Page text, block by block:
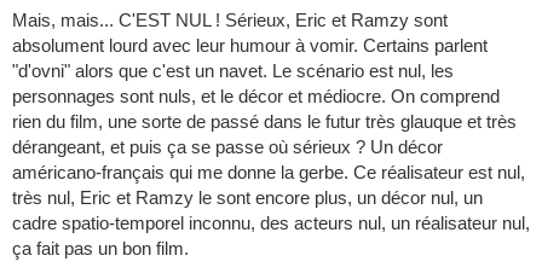
Mais, mais... C'EST NUL ! Sérieux, Eric et Ramzy sont
absolument lourd avec leur humour à vomir. Certains parlent
"d'ovni" alors que c'est un navet. Le scénario est nul, les
personnages sont nuls, et le décor et médiocre. On comprend
rien du film, une sorte de passé dans le futur très glauque et très
dérangeant, et puis ça se passe où sérieux ? Un décor
américano-français qui me donne la gerbe. Ce réalisateur est nul,
très nul, Eric et Ramzy le sont encore plus, un décor nul, un
cadre spatio-temporel inconnu, des acteurs nul, un réalisateur nul,
ça fait pas un bon film.